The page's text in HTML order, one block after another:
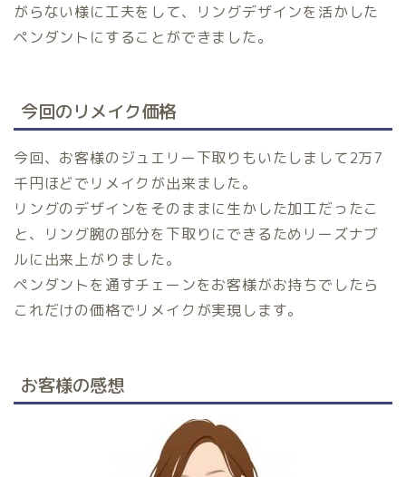
がらない様に工夫をして、リングデザインを活かした
ペンダントにすることができました。
今回のリメイク価格
今回、お客様のジュエリー下取りもいたしまして2万7
千円ほどでリメイクが出来ました。
リングのデザインをそのままに生かした加工だったこ
と、リング腕の部分を下取りにできるためリーズナブ
ルに出来上がりました。
ペンダントを通すチェーンをお客様がお持ちでしたら
これだけの価格でリメイクが実現します。
お客様の感想